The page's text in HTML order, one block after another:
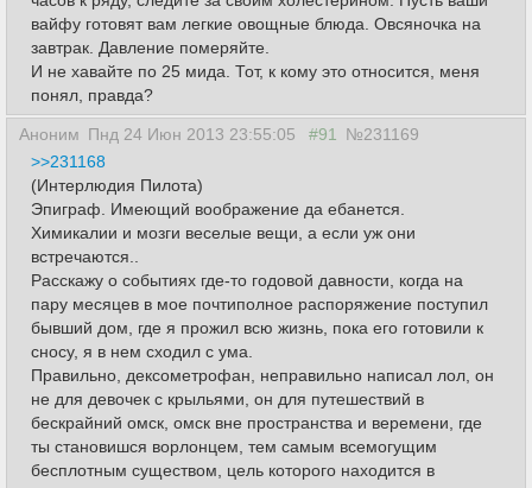
вайфу готовят вам легкие овощные блюда. Овсяночка на
завтрак. Давление померяйте.
И не хавайте по 25 мида. Тот, к кому это относится, меня
понял, правда?
Аноним Пнд 24 Июн 2013 23:55:05 #91
№231169
>>231168
(Интерлюдия Пилота)
Эпиграф. Имеющий воображение да ебанется.
Химикалии и мозги веселые вещи, а если уж они
встречаются..
Расскажу о событиях где-то годовой давности, когда на
пару месяцев в мое почтиполное распоряжение поступил
бывший дом, где я прожил всю жизнь, пока его готовили к
сносу, я в нем сходил с ума.
Правильно, дексометрофан, неправильно написал лол, он
не для девочек с крыльями, он для путешествий в
бескрайний омск, омск вне пространства и веремени, где
ты становишся ворлонцем, тем самым всемогущим
бесплотным существом, цель которого находится в